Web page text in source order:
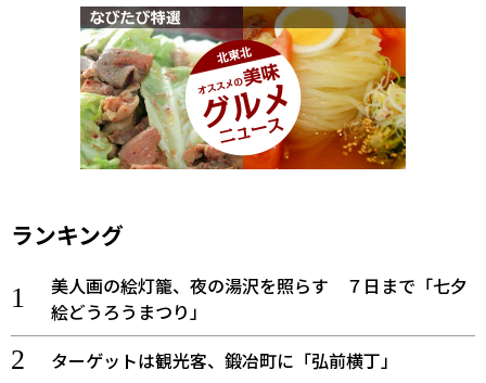
ランキング
美人画の絵灯籠、夜の湯沢を照らす ７日まで「七夕
絵どうろうまつり」
ターゲットは観光客、鍛冶町に「弘前横丁」